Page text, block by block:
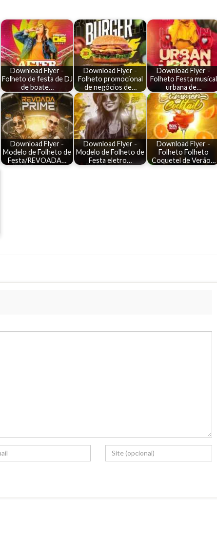
Download Flyer -
Folheto de festa de DJ
de boate…
Download Flyer -
Folheto promocional
de negócios de…
Download Flyer -
Folheto Festa musical
urbana de…
Download Flyer -
Modelo de Folheto de
Festa/REVOADA…
Download Flyer -
Modelo de Folheto de
Festa eletro…
Download Flyer -
Folheto Folheto
Coquetel de Verão…